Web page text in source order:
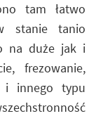
tam łatwo
stanie tanio
na duże jak i
frezowanie,
i innego typu